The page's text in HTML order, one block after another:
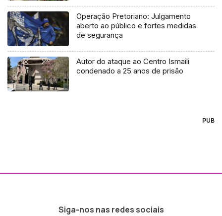
Operação Pretoriano: Julgamento
aberto ao público e fortes medidas
de segurança
Autor do ataque ao Centro Ismaili
condenado a 25 anos de prisão
PUB
Siga-nos nas redes sociais